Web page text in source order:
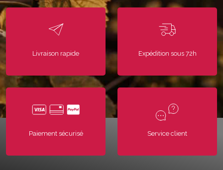
Livraison rapide Expédition sous 72h
Paiement sécurisé Service client